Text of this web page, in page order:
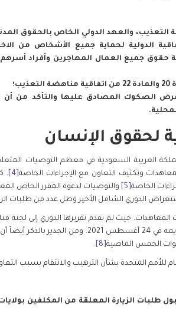
التعذيب، والعهد الدولي الخاص بالحقوق
الدولية لحماية جميع الأشخاص من
حقوق جميع العمال المهاجرين وأفراد
المصادق عليها والتأكد من أن
العربية السعودية في معظم التوصيات
وتكثيف التعاون مع الإجراءات الخاصة[4]
.
الخاصة[5] والتوصيات لدعوة المقرر الخاص
الدوري الشامل الأخير وظل عدد من طلبات
المعاهدات. حيث لم تقدم تقريرها الدوري إلى لجنة
13 مايو 2020، ولا إلى لجنة حقوق الطفل، الذي كان من
الخمس الماضية[8]
.
المتحدة بشأن الترهيب والانتقام بسبب التعاون
طلبات الزيارة المعلقة من المكلفين